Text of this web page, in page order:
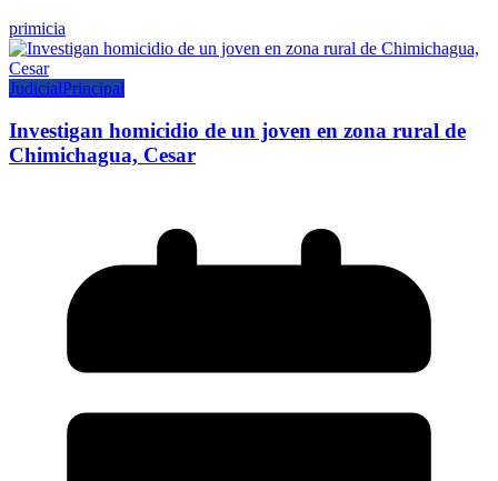
primicia
JudicialPrincipal
Investigan homicidio de un joven en zona rural de
Chimichagua, Cesar